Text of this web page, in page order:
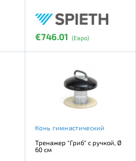
€746.01 (Евро)
Конь гимнастический
Тренажер "Гриб" с ручкой, Ø
60 см